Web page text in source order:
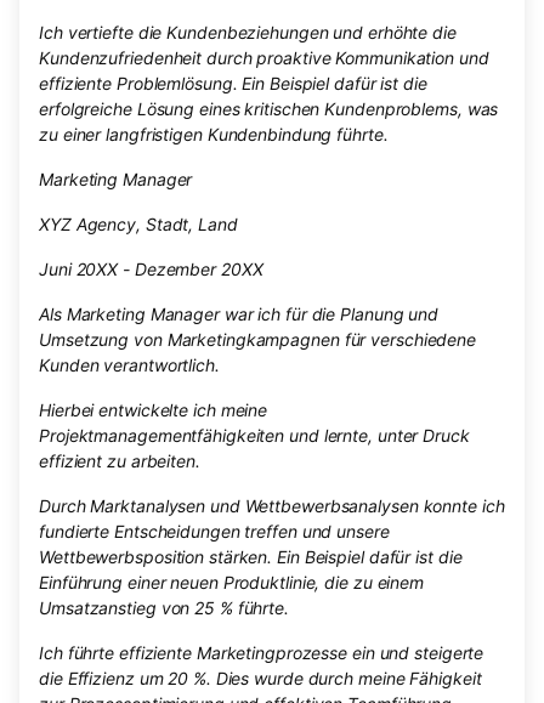
Ich vertiefte die Kundenbeziehungen und erhöhte die
Kundenzufriedenheit durch proaktive Kommunikation und
effiziente Problemlösung. Ein Beispiel dafür ist die
erfolgreiche Lösung eines kritischen Kundenproblems, was
zu einer langfristigen Kundenbindung führte.
Marketing Manager
XYZ Agency, Stadt, Land
Juni 20XX - Dezember 20XX
Als Marketing Manager war ich für die Planung und
Umsetzung von Marketingkampagnen für verschiedene
Kunden verantwortlich.
Hierbei entwickelte ich meine
Projektmanagementfähigkeiten und lernte, unter Druck
effizient zu arbeiten.
Durch Marktanalysen und Wettbewerbsanalysen konnte ich
fundierte Entscheidungen treffen und unsere
Wettbewerbsposition stärken. Ein Beispiel dafür ist die
Einführung einer neuen Produktlinie, die zu einem
Umsatzanstieg von 25 % führte.
Ich führte effiziente Marketingprozesse ein und steigerte
die Effizienz um 20 %. Dies wurde durch meine Fähigkeit